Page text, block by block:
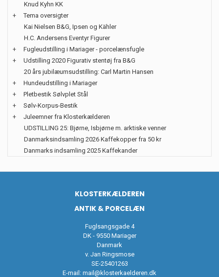
Knud Kyhn KK
+
Tema oversigter
Kai Nielsen B&G, Ipsen og Kähler
H.C. Andersens Eventyr Figurer
+
Fugleudstilling i Mariager - porcelænsfugle
+
Udstilling 2020 Figurativ stentøj fra B&G
20 års jubilæumsudstilling: Carl Martin Hansen
+
Hundeudstilling i Mariager
+
Pletbestik Sølvplet Stål
+
Sølv-Korpus-Bestik
+
Juleemner fra Klosterkælderen
UDSTILLING 25: Bjørne, Isbjørne m. arktiske venner
Danmarksindsamling 2026 Kaffekopper fra 50 kr
Danmarks indsamling 2025 Kaffekander
KLOSTERKÆLDEREN
ANTIK & PORCELÆN
Fuglsangsgade 4
DK - 9550 Mariager
Danmark
v. Jan Ringsmose
SE-25401263
E-mail: mail@klosterkaelderen.dk